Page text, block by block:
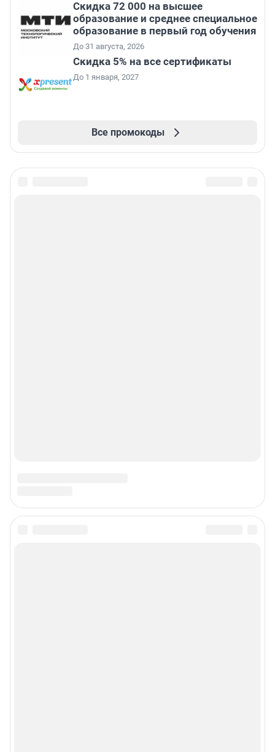
Скидка 72 000 на высшее
образование и среднее специальное
образование в первый год обучения
До 31 августа, 2026
Скидка 5% на все сертификаты
До 1 января, 2027
Все промокоды